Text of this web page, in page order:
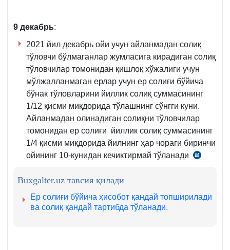
9 декабрь:
2021 йил декабрь ойи учун айланмадан солиқ
тўловчи бўлмаганлар жумласига кирадиган солиқ
тўловчилар томонидан қишлоқ хўжалиги учун
мўлжалланмаган ерлар учун ер солиғи бўйича
бўнак тўловларини йиллик солиқ суммасининг
1/12 қисми миқдорида тўлашнинг сўнгги куни.
Айланмадан олинадиган солиқни тўловчилар
томонидан ер солиғи йиллик солиқ суммасининг
1/4 қисми миқдорида йилнинг ҳар чораги биринчи
ойининг 10-кунидан кечиктирмай тўланади
1-
Buxgalter.uz тавсия қилади
Ер солиғи бўйича ҳисобот қандай топширилади
ва солиқ қандай тартибда тўланади.